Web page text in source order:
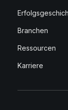
Branchen
Ressourcen
Karriere